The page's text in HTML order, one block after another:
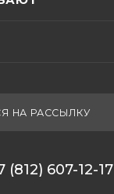
НА РАССЫЛКУ
(812) 607-12-17